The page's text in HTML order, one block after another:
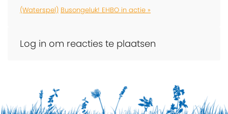
(Waterspel) Busongeluk! EHBO in actie »
Log in om reacties te plaatsen